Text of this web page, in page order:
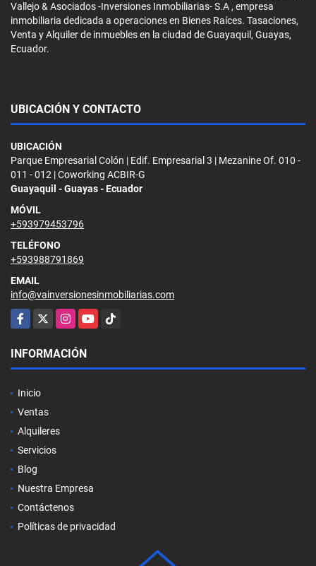
Vallejo & Asociados -Inversiones Inmobiliarias- S.A , empresa
inmobiliaria dedicada a operaciones en Bienes Raíces. Tasaciones,
Venta y Alquiler de inmuebles en la ciudad de Guayaquil, Guayas,
Ecuador.
UBICACIÓN Y CONTACTO
UBICACIÓN
Parque Empresarial Colón | Edif. Empresarial 3 | Mezanine Of. 010 -
011 - 012 | Coworking ACBIR-G
Guayaquil - Guayas - Ecuador
MÓVIL
+593979453796
TELÉFONO
+593988791869
EMAIL
info@vainversionesinmobiliarias.com
Facebook
X InstagramYouTubeTikTok
INFORMACIÓN
Inicio
Ventas
Alquileres
Servicios
Blog
Nuestra Empresa
Contáctenos
Políticas de privacidad